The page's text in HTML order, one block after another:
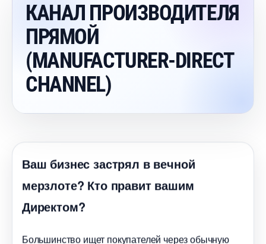
КАНАЛ ПРОИЗВОДИТЕЛЯ
ПРЯМОЙ
(MANUFACTURER-DIRECT
CHANNEL)
аш бизнес застрял в вечной
мерзлоте? Кто правит вашим
Директом?
Большинство ищет покупателей через обычную